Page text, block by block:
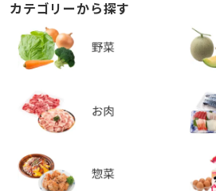
カテゴリーから探す